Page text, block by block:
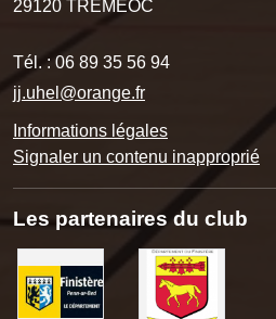
29120 TREMEOC
Tél. : 06 89 35 56 94
jj.uhel@orange.fr
Informations légales
Signaler un contenu inapproprié
Les partenaires du club